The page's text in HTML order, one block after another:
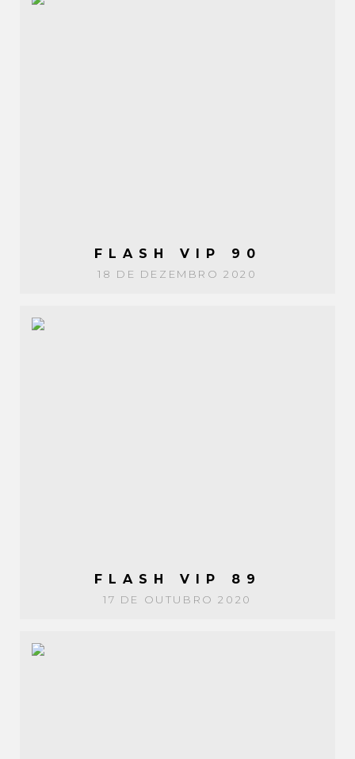
FLASH VIP 90
18 DE DEZEMBRO 2020
FLASH VIP 89
17 DE OUTUBRO 2020